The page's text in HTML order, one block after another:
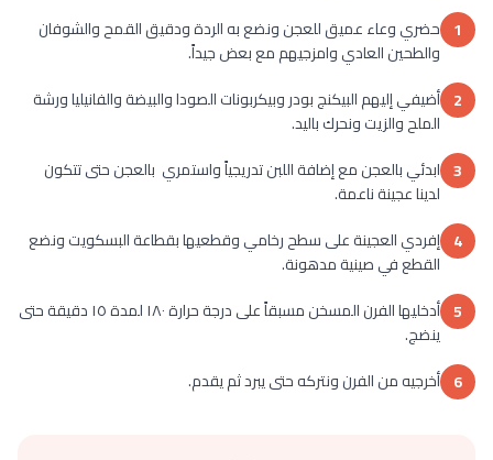
1 حضري وعاء عميق للعجن ونضع به الردة ودقيق القمح والشوفان
والطحين العادي وامزجيهم مع بعض جيداً.
2 أضيفي إليهم البيكنج بودر وبيكربونات الصودا والبيضة والفانيليا ورشة
الملح والزيت ونحرك باليد.
3 ابدئي بالعجن مع إضافة اللبن تدريجياً واستمري بالعجن حتى تتكون
لدينا عجينة ناعمة.
4 إفردي العجينة على سطح رخامي وقطعيها بقطاعة البسكويت ونضع
القطع في صينية مدهونة.
5
أدخليها الفرن المسخن مسبقاً على درجة حرارة ١٨٠ لمدة ١٥ دقيقة حتى
ينضج.
6 أخرجيه من الفرن ونتركه حتى يبرد ثم يقدم.